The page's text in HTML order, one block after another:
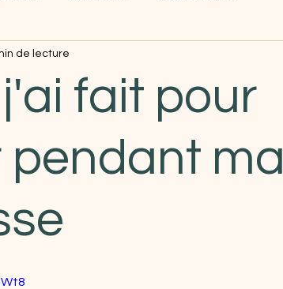
fait pour
pendant ma
de lecture